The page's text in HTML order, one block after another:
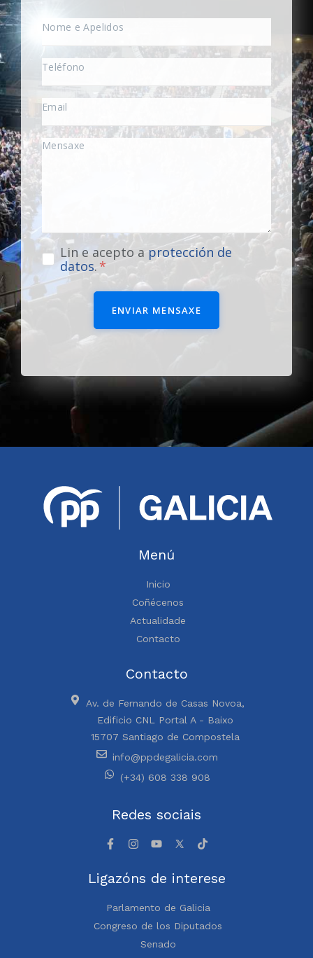
Lin e acepto a protección de
datos.
ENVIAR MENSAXE
Menú
Inicio
Coñécenos
Actualidade
Contacto
Contacto
Av. de Fernando de Casas Novoa,
Edificio CNL Portal A - Baixo
15707 Santiago de Compostela
info@ppdegalicia.com
(+34) 608 338 908
Redes sociais
Ligazóns de interese
Parlamento de Galicia
Congreso de los Diputados
Senado